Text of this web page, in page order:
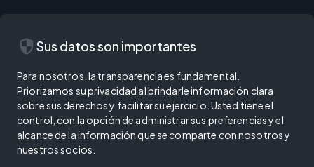
security Sus datos son importantes
Para nosotros, la transparencia es fundamental.
Priorizamos su privacidad al brindarle información clara
sobre sus derechos y facilitar su ejercicio. Usted tiene el
control, con la opción de administrar sus preferencias y el
alcance de la información que se comparte con nosotros y
nuestros socios.